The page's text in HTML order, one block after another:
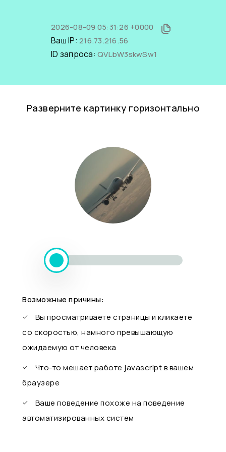
2026-08-09 05:31:26 +0000
Ваш IP: 216.73.216.56
ID запроса: QVLbW3skwSw1
Разверните картинку горизонтально
Возможные причины:
Вы просматриваете страницы и кликаете
со скоростью, намного превышающую
ожидаемую от человека
Что-то мешает работе javascript в вашем
браузере
Ваше поведение похоже на поведение
автоматизированных систем